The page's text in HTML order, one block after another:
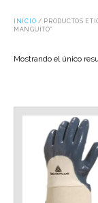
INICIO / PRODUCTOS
MANGUITO”
Mostrando el único